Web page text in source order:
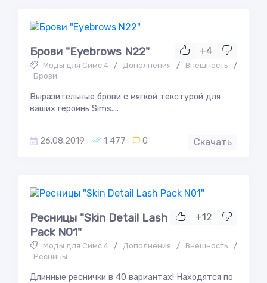
+4
Брови "Eyebrows N22"
Моды для Симс 4 / Дополнения / Внешность
/
Брови
Выразительные брови с мягкой текстурой для
ваших героинь Sims....
26.08.2019 1 477 0 Скачать
+12
Ресницы "Skin Detail Lash
Pack N01"
Моды для Симс 4 / Дополнения / Внешность
/
Ресницы
Длинные реснички в 40 вариантах! Находятся по